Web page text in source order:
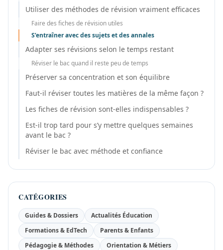
Utiliser des méthodes de révision vraiment efficaces
Faire des fiches de révision utiles
S’entraîner avec des sujets et des annales
Adapter ses révisions selon le temps restant
Réviser le bac quand il reste peu de temps
Préserver sa concentration et son équilibre
Faut-il réviser toutes les matières de la même façon ?
Les fiches de révision sont-elles indispensables ?
Est-il trop tard pour s’y mettre quelques semaines
avant le bac ?
Réviser le bac avec méthode et confiance
CATÉGORIES
Guides & Dossiers
Actualités Éducation
Formations & EdTech
Parents & Enfants
Pédagogie & Méthodes
Orientation & Métiers